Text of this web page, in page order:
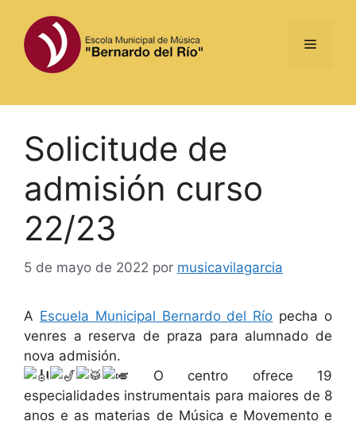
contenido
Menú
Solicitude de
admisión curso
22/23
5 de mayo de 2022 por musicavilagarcia
A Escuela Municipal Bernardo del Río pecha o
venres a reserva de praza para alumnado de
nova admisión.
O centro ofrece 19
especialidades instrumentais para maiores de 8
anos e as materias de Música e Movemento e